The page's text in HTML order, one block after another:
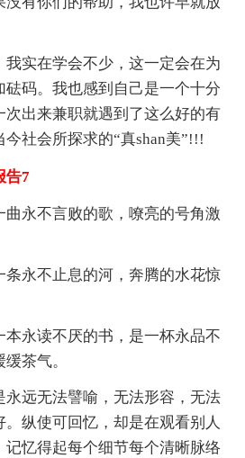
实在学会不少，这一定会在为
码。我也感到自己是一个十分
次出来兼职就遇到了这么好的有
社会所探求的“真shan美”!!!
告7
永不言败的歌，嘹亮的号角激
永不止息的河，奔腾的水花惊
永读不厌的书，是一杯永品不
茶气。
远无法譬喻，无法形容，无法
纵使可回忆，却是在观看别人
记忆得起每个细节每个清晰脉络